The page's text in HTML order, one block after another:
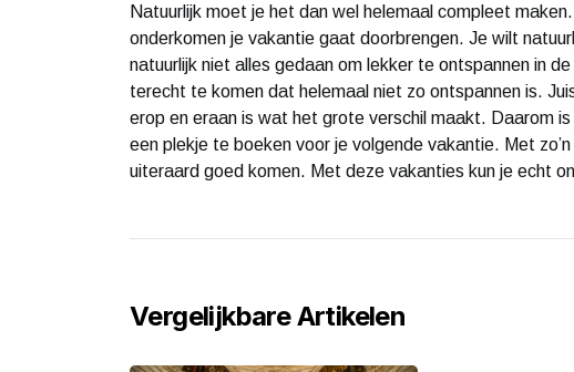
Natuurlijk moet je het dan wel helemaal compleet
onderkomen je vakantie gaat doorbrengen. Je wilt
natuurlijk niet alles gedaan om lekker te ontspannen in
terecht te komen dat helemaal niet zo ontspannen is.
erop en eraan is wat het grote verschil maakt. Daarom
een plekje te boeken voor je volgende vakantie. Met
uiteraard goed komen. Met deze vakanties kun je echt
Vergelijkbare Artikelen